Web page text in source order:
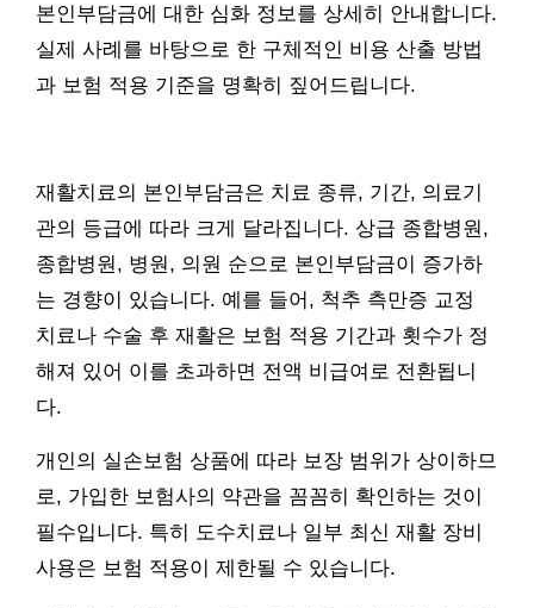
본인부담금에 대한 심화 정보를 상세히 안내합니다.
실제 사례를 바탕으로 한 구체적인 비용 산출 방법
과 보험 적용 기준을 명확히 짚어드립니다.
재활치료의 본인부담금은 치료 종류, 기간, 의료기
관의 등급에 따라 크게 달라집니다. 상급 종합병원,
종합병원, 병원, 의원 순으로 본인부담금이 증가하
는 경향이 있습니다. 예를 들어, 척추 측만증 교정
치료나 수술 후 재활은 보험 적용 기간과 횟수가 정
해져 있어 이를 초과하면 전액 비급여로 전환됩니
다.
개인의 실손보험 상품에 따라 보장 범위가 상이하므
로, 가입한 보험사의 약관을 꼼꼼히 확인하는 것이
필수입니다. 특히 도수치료나 일부 최신 재활 장비
사용은 보험 적용이 제한될 수 있습니다.